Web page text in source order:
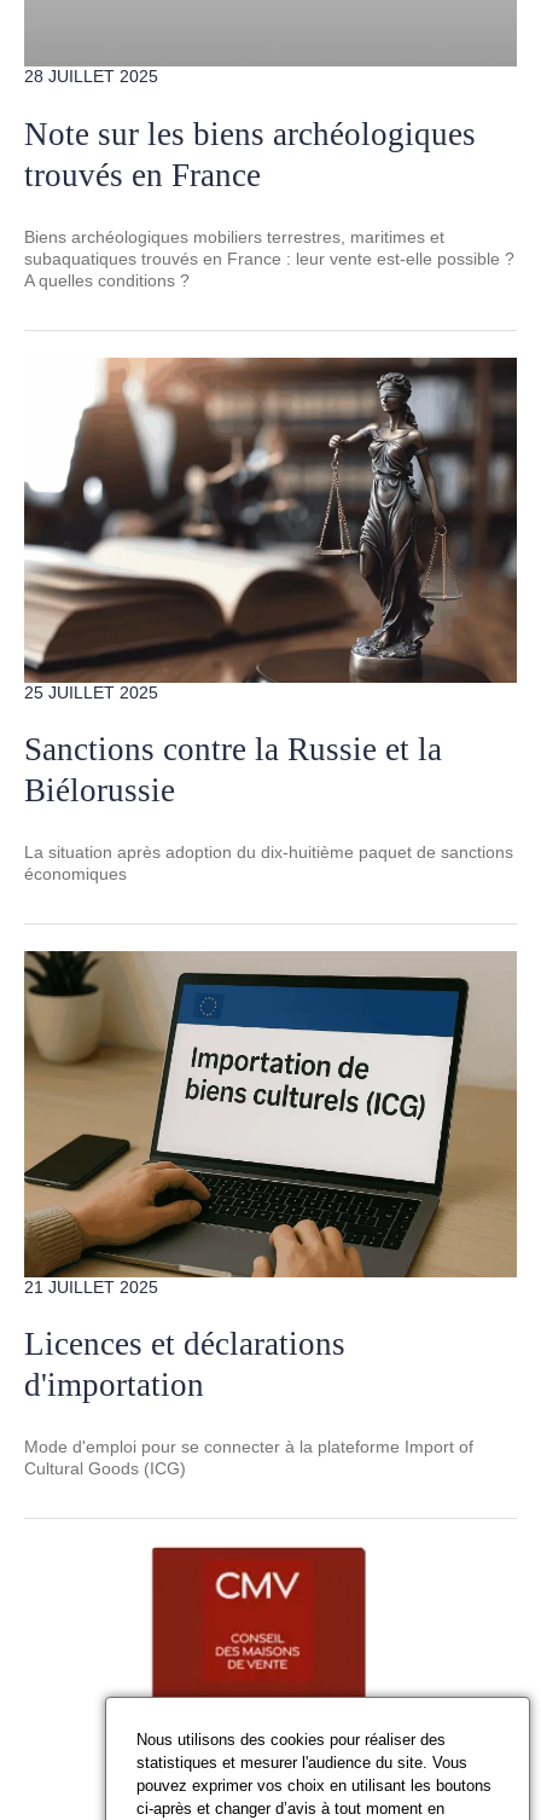
28 JUILLET 2025
Note sur les biens archéologiques
trouvés en France
Biens archéologiques mobiliers terrestres, maritimes et
subaquatiques trouvés en France : leur vente est-elle possible ?
A quelles conditions ?
25 JUILLET 2025
Sanctions contre la Russie et la
Biélorussie
La situation après adoption du dix-huitième paquet de sanctions
économiques
21 JUILLET 2025
Licences et déclarations
d'importation
Mode d'emploi pour se connecter à la plateforme Import of
Cultural Goods (ICG)
Nous utilisons des cookies pour réaliser des
statistiques et mesurer l'audience du site. Vous
pouvez exprimer vos choix en utilisant les boutons
ci-après et changer d’avis à tout moment en